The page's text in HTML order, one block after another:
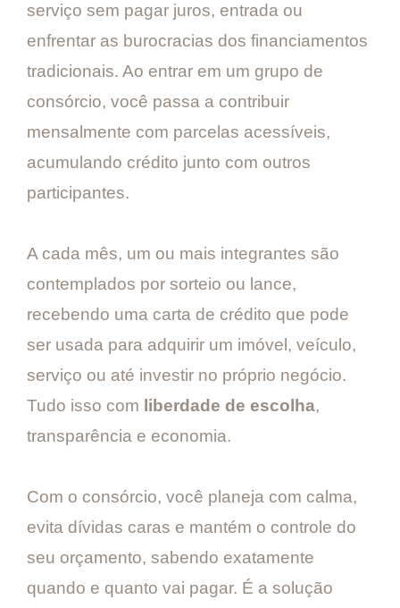
serviço sem pagar juros, entrada ou
enfrentar as burocracias dos financiamentos
tradicionais. Ao entrar em um grupo de
consórcio, você passa a contribuir
mensalmente com parcelas acessíveis,
acumulando crédito junto com outros
participantes.
A cada mês, um ou mais integrantes são
contemplados por sorteio ou lance,
recebendo uma carta de crédito que pode
ser usada para adquirir um imóvel, veículo,
serviço ou até investir no próprio negócio.
Tudo isso com liberdade de escolha,
transparência e economia.
Com o consórcio, você planeja com calma,
evita dívidas caras e mantém o controle do
seu orçamento, sabendo exatamente
quando e quanto vai pagar. É a solução